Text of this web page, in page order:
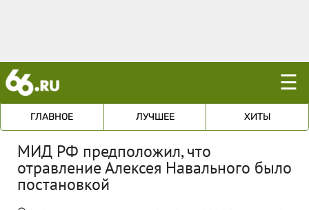
☰
ГЛАВНОЕ ЛУЧШЕЕ ХИТЫ
МИД РФ предположил, что
отравление Алексея Навального было
постановкой